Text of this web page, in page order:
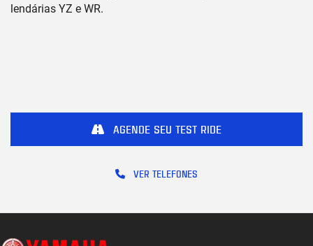
lendárias YZ e WR.
VER TELEFONES
AGENDE SEU TEST RIDE